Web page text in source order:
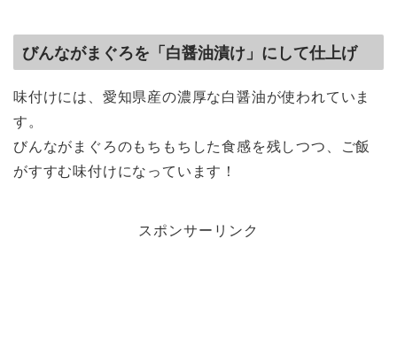
びんながまぐろを「白醤油漬け」にして仕上げ
味付けには、愛知県産の濃厚な白醤油が使われていま
す。
びんながまぐろのもちもちした食感を残しつつ、ご飯
がすすむ味付けになっています！
スポンサーリンク